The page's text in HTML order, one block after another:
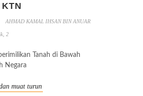
AHMAD KAMAL IHSAN BIN ANUAR
2
Tanah di Bawah
Negara
muat turun